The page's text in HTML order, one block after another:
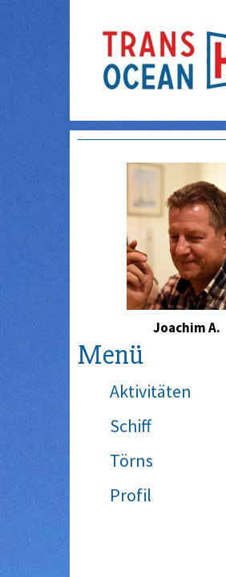
Joachim A.
Menü
Aktivitäten
Schiff
Törns
Profil